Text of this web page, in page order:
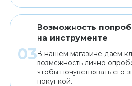
Возможность
на инструменте
В нашем магазине даем
возможность лично
чтобы почувствовать его
покупкой.